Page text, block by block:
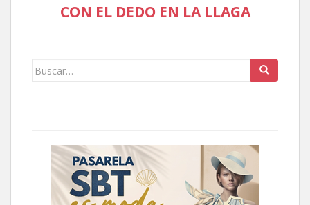
CON EL DEDO EN LA LLAGA
Buscar: